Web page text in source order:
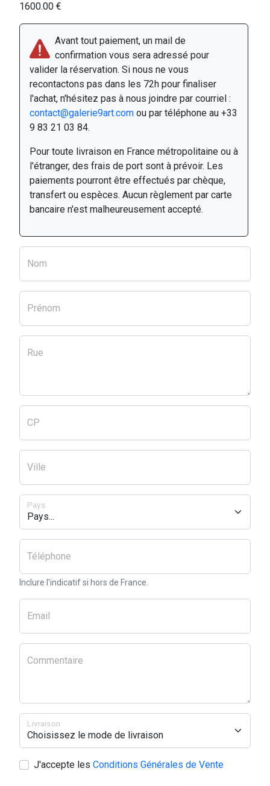
1600.00 €
Avant tout paiement, un mail de
confirmation vous sera adressé pour
valider la réservation. Si nous ne vous
recontactons pas dans les 72h pour finaliser
l'achat, n'hésitez pas à nous joindre par courriel :
contact@galerie9art.com ou par téléphone au +33
9 83 21 03 84.
Pour toute livraison en France métropolitaine ou à
l'étranger, des frais de port sont à prévoir. Les
paiements pourront être effectués par chèque,
transfert ou espèces. Aucun règlement par carte
bancaire n'est malheureusement accepté.
Nom
Prénom
Rue
CP
Ville
Pays
Téléphone
Inclure l'indicatif si hors de France.
Email
Commentaire
Livraison
J'accepte les Conditions Générales de Vente